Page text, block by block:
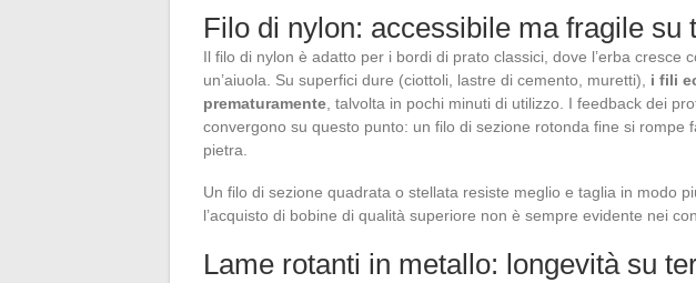
Filo di nylon: accessibile ma fragile su
Il filo di nylon è adatto per i bordi di prato classici, dove l’erba cresce
un’aiuola. Su superfici dure (ciottoli, lastre di cemento, muretti), i fili
prematuramente, talvolta in pochi minuti di utilizzo. I feedback dei
convergono su questo punto: un filo di sezione rotonda fine si rompe
pietra.
Un filo di sezione quadrata o stellata resiste meglio e taglia in modo
l’acquisto di bobine di qualità superiore non è sempre evidente nei
Lame rotanti in metallo: longevità su